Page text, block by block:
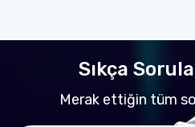
Sıkça
Merak ettiğin tüm